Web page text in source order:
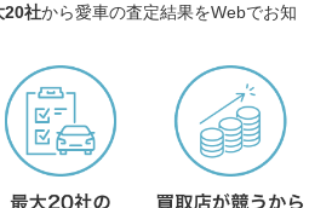
20社から愛車の査定結果をWebでお知